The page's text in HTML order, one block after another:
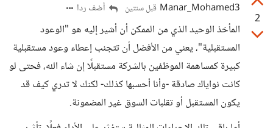
2
Manar_Mohamed3 قبل سنتين أضف ردا
المأخذ الوحيد الذي من الممكن أن أشير إليه هو "الوعود
المستقبلية"، يعني من الأفضل أن تتجنب إعطاء وعود مستقبلية
كبيرة كمساهمة الموظفين بالشركة مستقبلًا إن شاء الله، فحتى لو
كانت نواياك صادقة -وأنا أحسبها كذلك- لكنك لا تدري كيف قد
يكون المستقبل أو تقلبات السوق غير المضمونة.